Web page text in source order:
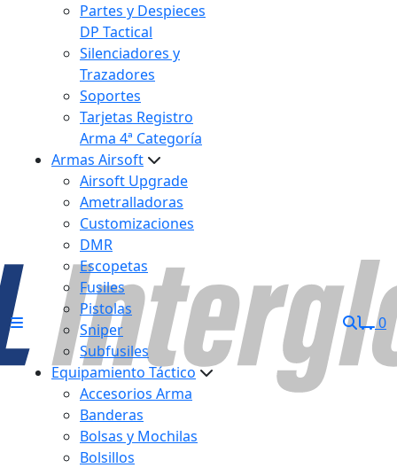
Partes y Despieces
DP Tactical
Silenciadores y
Trazadores
Soportes
Tarjetas Registro
Arma 4ª Categoría
Armas Airsoft
Airsoft Upgrade
Ametralladoras
Customizaciones
DMR
Escopetas
Fusiles
Pistolas
Sniper
Subfusiles
Equipamiento Táctico
Accesorios Arma
Banderas
Bolsas y Mochilas
Bolsillos
0